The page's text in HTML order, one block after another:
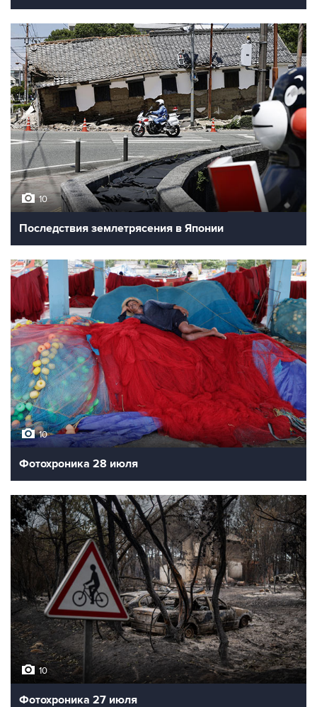
10
Последствия землетрясения в Японии
10
Фотохроника 28 июля
10
Фотохроника 27 июля